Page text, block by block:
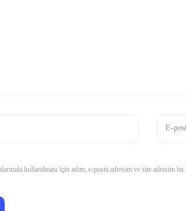
kullanılması için adım, e-posta adresim ve site adresim bu